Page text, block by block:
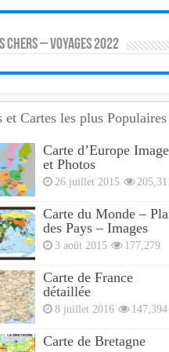
CHERS – VOYAGES 2022
et Cartes les plus Populaires
Carte d’Europe
et Photos
26 juillet 2015
Carte du Monde –
des Pays – Images
3 août 2015 177,279
Carte de France
détaillée
8 juillet 2016 147,394
Carte de Bretagne